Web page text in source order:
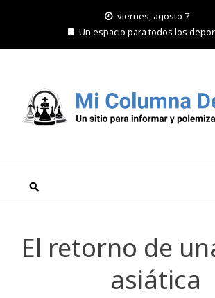
viernes, agosto 7
Un espacio para todos los
El retorno de
asiática